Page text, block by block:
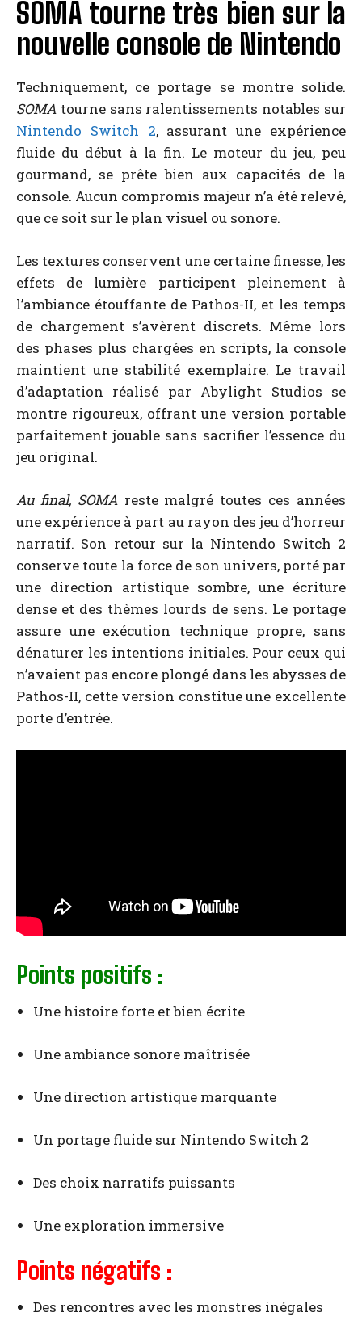
SOMA tourne très bien sur la
nouvelle console de Nintendo
Techniquement, ce portage se montre solide.
SOMA tourne sans ralentissements notables sur
Nintendo Switch 2, assurant une expérience
fluide du début à la fin. Le moteur du jeu, peu
gourmand, se prête bien aux capacités de la
console. Aucun compromis majeur n’a été relevé,
que ce soit sur le plan visuel ou sonore.
Les textures conservent une certaine finesse, les
effets de lumière participent pleinement à
l’ambiance étouffante de Pathos-II, et les temps
de chargement s’avèrent discrets. Même lors
des phases plus chargées en scripts, la console
maintient une stabilité exemplaire. Le travail
d’adaptation réalisé par Abylight Studios se
montre rigoureux, offrant une version portable
parfaitement jouable sans sacrifier l’essence du
jeu original.
Au final, SOMAreste malgré toutes ces années
une expérience à part au rayon des jeu d’horreur
narratif. Son retour sur la Nintendo Switch 2
conserve toute la force de son univers, porté par
une direction artistique sombre, une écriture
dense et des thèmes lourds de sens. Le portage
assure une exécution technique propre, sans
dénaturer les intentions initiales. Pour ceux qui
n’avaient pas encore plongé dans les abysses de
Pathos-II, cette version constitue une excellente
porte d’entrée.
Points positifs :
Une histoire forte et bien écrite
Une ambiance sonore maîtrisée
Une direction artistique marquante
Un portage fluide sur Nintendo Switch 2
Des choix narratifs puissants
Une exploration immersive
Points négatifs :
Des rencontres avec les monstres inégales